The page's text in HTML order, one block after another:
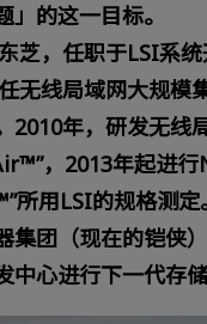
」的这一目标。
芝，任职于LSI系统
无线局域网大规模
2010年，研发无线
，2013年起进行
所用LSI的规格测
集团（现在的铠侠
中心进行下一代存